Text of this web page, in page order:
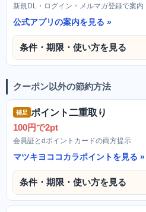
新規DL・ログイン・メルマガ登録で案内
公式アプリの案内を見る
条件・期限・使い方を見る
クーポン以外の節約方法
補足 ポイント二重取り
100円で2pt
会員証とdポイントカードの両方提示
マツキヨココカラポイントを見る
条件・期限・使い方を見る